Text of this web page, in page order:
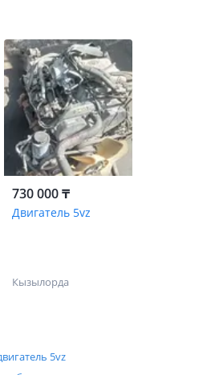
730 000 ₸
Двигатель 5vz
Кызылорда
5vz